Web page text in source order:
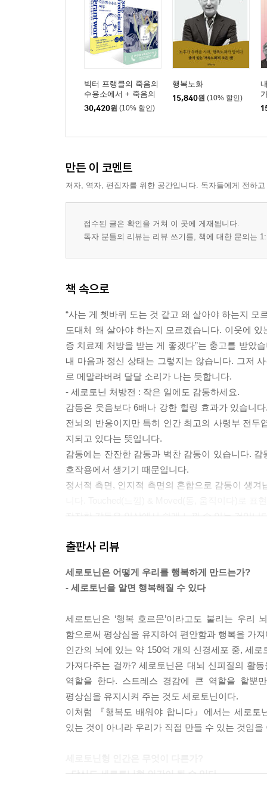
군사 혁명
압축 성장의 명암
개인의 적응 양식
이젠 세로토닌의 세기
한강의 기적
정상에 서긴 했지만
산업사회 막차 손님
모라토리움 세대
배고파보지 않은 세대
액티브 시니어(Active Senior)의 등장
빅터 프랭클의 죽음의
수용소에서 + 죽음의
수용소 이후 세트
30,420원 (10% 할인)
행복노화
15,840원 (10% 할인)
만든 이 코멘트
저자, 역자, 편집자를 위한 공간입니다. 독자들에게 전하
접수된 글은 확인을 거쳐 이 곳에 게재됩니다.
독자 분들의 리뷰는 리뷰 쓰기를, 책에 대한 문의는
책 속으로
“사는 게 쳇바퀴 도는 것 같고 왜 살아야 하는지 모
도대체 왜 살아야 하는지 모르겠습니다. 이웃에
증 치료제 처방을 받는 게 좋겠다”는 충고를 받았
내 마음과 정신 상태는 그렇지는 않습니다. 그저
로 메말라버려 달달 소리가 나는 듯합니다.
- 세로토닌 처방전 : 작은 일에도 감동하세요.
감동은 웃음보다 6배나 강한 힐링 효과가 있습니
전뇌의 반응이지만 특히 인간 최고의 사령부 전
지되고 있다는 뜻입니다.
감동에는 잔잔한 감동과 벅찬 감동이 있습니다.
호작용에서 생기기 때문입니다.
정서적 측면, 인지적 측면의 혼합으로 감동이 생겨
잔잔한 감동은 일상에서 쉽게 느낄 수 있는 것입
잔한 감동에는 세로토닌이 주로 분비되지만, 벅
세로토닌 기능에서 제일 현저하게 나타나는 것이
이란 별명이 붙은 이유다. 잘 씹어먹으면 뇌간의
다이어트 제1조가 잘 씹어 천천히 먹으라는 것이
가끔 사회를 깜짝 놀라게 하는 대형 사건들, 보복
서 비롯된다. 우리가 세로토닌을 국민운동으로 확
5분의 걸음이 어떻게 이런 기적 같은 일을 만들어
우선 걷기 위해선 일상의 공간을 떠나야 한다. 새
다는 것만으로도 해방감이 들면서 스트레스가 가
출판사 리뷰
세로토닌은 어떻게 우리를 행복하게 만드는가?
- 세로토닌을 알면 행복해질 수 있다
세로토닌은 ‘행복 호르몬’이라고도 불리는 우
함으로써 평상심을 유지하여 편안함과 행복을 가
인간의 뇌에 있는 약 150억 개의 신경세포 중, 세
가져다주는 걸까? 세로토닌은 대뇌 신피질의 활
역할을 한다. 스트레스 경감에 큰 역할을 할뿐
평상심을 유지시켜 주는 것도 세로토닌이다.
이처럼 『행복도 배워야 합니다』에서는 세로토
있는 것이 아니라 우리가 직접 만들 수 있는 것임
- 당신도 세로토닌형 인간이 될 수 있다